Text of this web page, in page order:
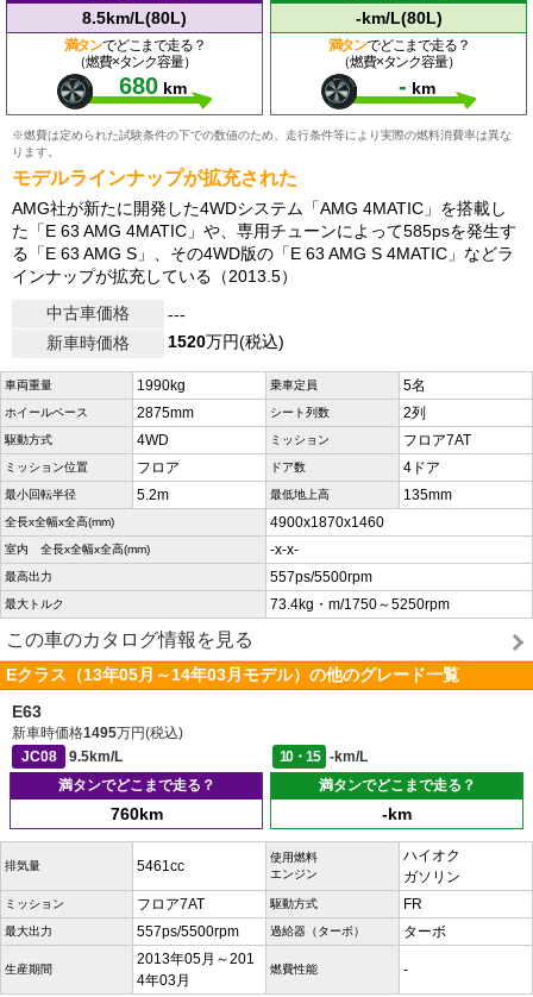
8.5km/L(80L)
満タンでどこまで走る？
（燃費×タンク容量）
680 km
-km/L(80L)
満タンでどこまで走る？
（燃費×タンク容量）
- km
※燃費は定められた試験条件の下での数値のため、走行条件等により実際の燃料消費率は異な
ります。
モデルラインナップが拡充された
AMG社が新たに開発した4WDシステム「AMG 4MATIC」を搭載し
た「E 63 AMG 4MATIC」や、専用チューンによって585psを発生す
る「E 63 AMG S」、その4WD版の「E 63 AMG S 4MATIC」などラ
インナップが拡充している（2013.5）
中古車価格
---
新車時価格
1520万円(税込)
車両重量 1990kg 乗車定員 5名
ホイールベース 2875mm シート列数 2列
駆動方式 4WD ミッション フロア7AT
ミッション位置 フロア ドア数 4ドア
最小回転半径 5.2m 最低地上高 135mm
全長x全幅x全高(mm) 4900x1870x1460
室内 全長x全幅x全高(mm) -x-x-
最高出力 557ps/5500rpm
最大トルク 73.4kg・m/1750～5250rpm
この車のカタログ情報を見る
Eクラス（13年05月～14年03月モデル）の他のグレード一覧
E63
新車時価格1495万円(税込)
JC08
9.5km/L 10・15
-km/L
満タンでどこまで走る？
760km
満タンでどこまで走る？
-km
排気量 5461cc
使用燃料
エンジン
ハイオク
ガソリン
ミッション フロア7AT 駆動方式 FR
最大出力 557ps/5500rpm 過給器（ターボ） ターボ
生産期間
2013年05月～201
4年03月
燃費性能 -